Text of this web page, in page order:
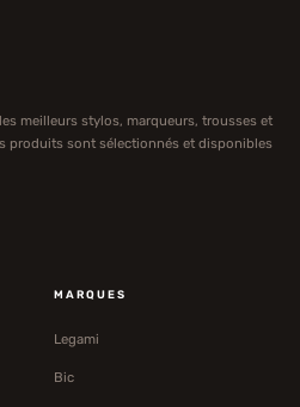
meilleurs stylos, marqueurs, trousses et
produits sont sélectionnés et disponibles
MARQUES
Legami
Bic